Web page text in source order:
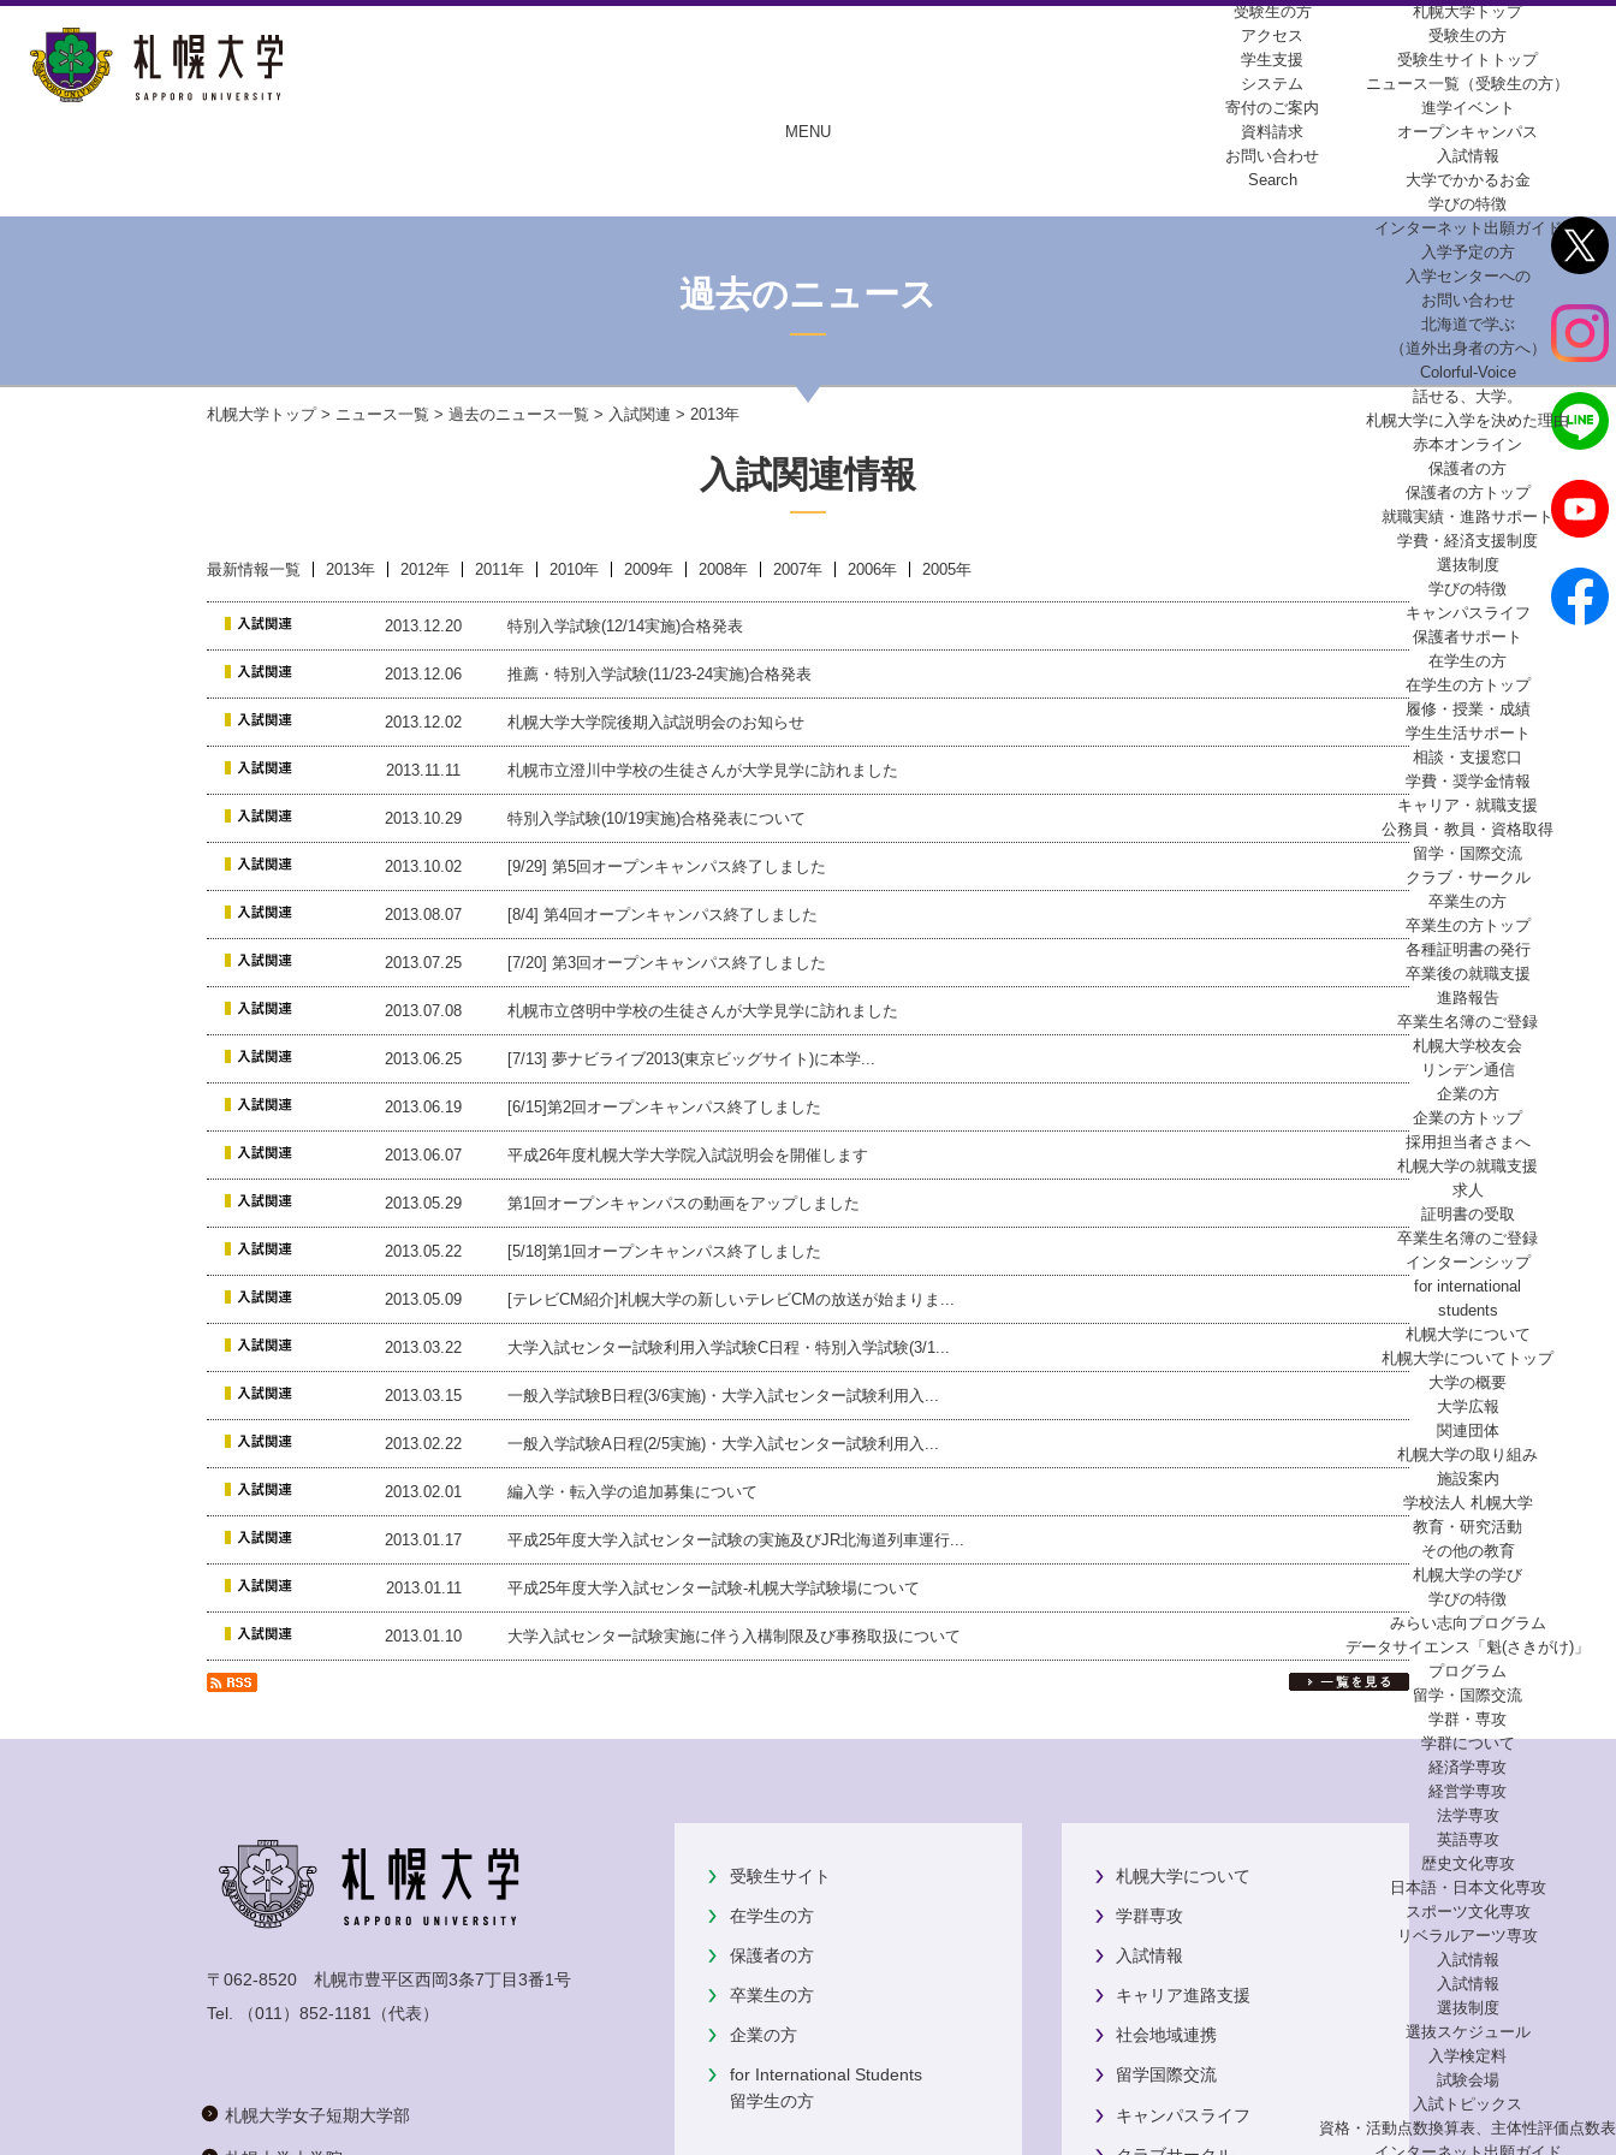
MENU
受験生の方
アクセス
学生支援
システム
寄付のご案内
資料請求
お問い合わせ
Search
札幌大学トップ
受験生の方
受験生サイトトップ
ニュース一覧（受験生の方）
進学イベント
オープンキャンパス
入試情報
大学でかかるお金
学びの特徴
インターネット出願ガイド
入学予定の方
入学センターへの
お問い合わせ
北海道で学ぶ
（道外出身者の方へ）
Colorful-Voice
話せる、大学。
札幌大学に入学を決めた理由
赤本オンライン
保護者の方
保護者の方トップ
就職実績・進路サポート
学費・経済支援制度
選抜制度
学びの特徴
キャンパスライフ
保護者サポート
在学生の方
在学生の方トップ
履修・授業・成績
学生生活サポート
相談・支援窓口
学費・奨学金情報
キャリア・就職支援
公務員・教員・資格取得
留学・国際交流
クラブ・サークル
卒業生の方
卒業生の方トップ
各種証明書の発行
卒業後の就職支援
進路報告
卒業生名簿のご登録
札幌大学校友会
リンデン通信
企業の方
企業の方トップ
採用担当者さまへ
札幌大学の就職支援
求人
証明書の受取
卒業生名簿のご登録
インターンシップ
for international
students
札幌大学について
札幌大学についてトップ
大学の概要
大学広報
関連団体
札幌大学の取り組み
施設案内
学校法人 札幌大学
教育・研究活動
その他の教育
札幌大学の学び
学びの特徴
みらい志向プログラム
データサイエンス「魁(さきがけ)」
プログラム
留学・国際交流
学群・専攻
学群について
経済学専攻
経営学専攻
法学専攻
英語専攻
歴史文化専攻
日本語・日本文化専攻
スポーツ文化専攻
リベラルアーツ専攻
入試情報
入試情報
選抜制度
選抜スケジュール
入学検定料
試験会場
入試トピックス
資格・活動点数換算表、主体性評価点数表
過去のニュース
札幌大学トップ> ニュース一覧 > 過去のニュース一覧 > 入試関連 > 2013年
入試関連情報
最新情報一覧 2013年 2012年 2011年 2010年 2009年 2008年 2007年 2006年 2005年
2013.12.20 特別入学試験(12/14実施)合格発表
2013.12.06 推薦・特別入学試験(11/23-24実施)合格発表
2013.12.02 札幌大学大学院後期入試説明会のお知らせ
2013.11.11 札幌市立澄川中学校の生徒さんが大学見学に訪れました
2013.10.29 特別入学試験(10/19実施)合格発表について
2013.10.02 [9/29] 第5回オープンキャンパス終了しました
2013.08.07 [8/4] 第4回オープンキャンパス終了しました
2013.07.25 [7/20] 第3回オープンキャンパス終了しました
2013.07.08 札幌市立啓明中学校の生徒さんが大学見学に訪れました
2013.06.25 [7/13] 夢ナビライブ2013(東京ビッグサイト)に本学...
2013.06.19 [6/15]第2回オープンキャンパス終了しました
2013.06.07 平成26年度札幌大学大学院入試説明会を開催します
2013.05.29 第1回オープンキャンパスの動画をアップしました
2013.05.22 [5/18]第1回オープンキャンパス終了しました
2013.05.09 [テレビCM紹介]札幌大学の新しいテレビCMの放送が始まりま...
2013.03.22 大学入試センター試験利用入学試験C日程・特別入学試験(3/1...
2013.03.15 一般入学試験B日程(3/6実施)・大学入試センター試験利用入...
2013.02.22 一般入学試験A日程(2/5実施)・大学入試センター試験利用入...
2013.02.01 編入学・転入学の追加募集について
2013.01.17 平成25年度大学入試センター試験の実施及びJR北海道列車運行...
2013.01.11 平成25年度大学入試センター試験-札幌大学試験場について
2013.01.10 大学入試センター試験実施に伴う入構制限及び事務取扱について
〒062-8520 札幌市豊平区西岡3条7丁目3番1号
Tel.
（011）852-1181 （代表）
札幌大学女子短期大学部
受験生サイト
在学生の方
保護者の方
卒業生の方
企業の方
for International Students
留学生の方
札幌大学について
学群専攻
入試情報
キャリア進路支援
社会地域連携
留学国際交流
キャンパスライフ